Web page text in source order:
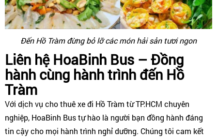
Đến Hồ Tràm đừng bỏ lỡ các món hải sản tươi ngon
Liên hệ HoaBinh Bus – Đồng
hành cùng hành trình đến Hồ
Tràm
Với dịch vụ cho thuê xe đi Hồ Tràm từ TP.HCM chuyên
nghiệp, HoaBinh Bus tự hào là người bạn đồng hành đáng
tin cậy cho mọi hành trình nghỉ dưỡng. Chúng tôi cam kết